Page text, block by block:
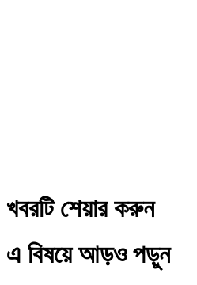
খবরটি শেয়ার করুন
এ বিষয়ে আড়ও পড়ুন